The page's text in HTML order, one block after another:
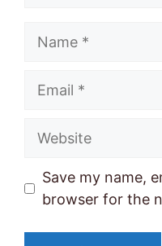
Name
Email
Website
Save my name,
browser for the